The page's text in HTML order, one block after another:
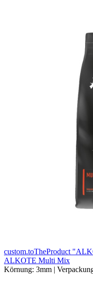
custom.toTheProduct
ALKOTE Multi Mix
Körnung: 3mm |